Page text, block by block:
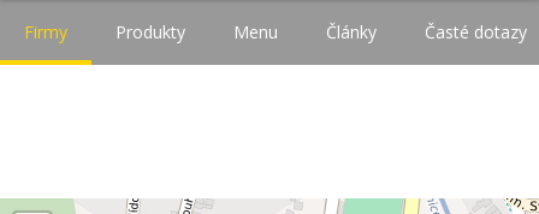
Firmy Produkty Menu Články Časté dotazy